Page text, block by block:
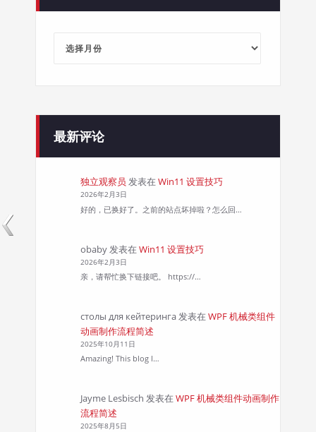
最新评论
独立观察员 发表在 Win11 设置技巧
2026年2月3日
好的，已换好了。之前的站点坏掉啦？怎么回…
obaby发表在 Win11 设置技巧
2026年2月3日
亲，请帮忙换下链接吧。 https://…
столы для кейтеринга发表在 WPF 机械类组件
动画制作流程简述
2025年10月11日
Amazing! This blog l…
Jayme Lesbisch 发表在 WPF 机械类组件动画制作
流程简述
2025年8月5日